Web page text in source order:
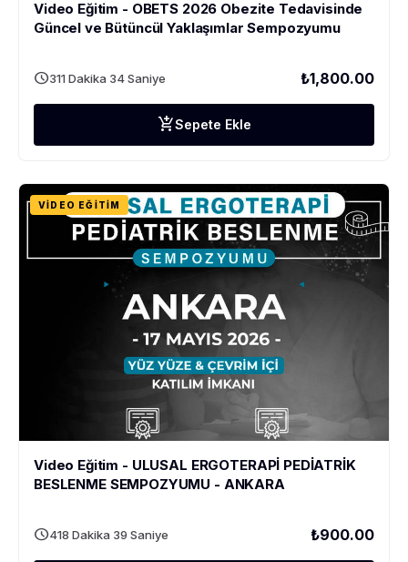
Video Eğitim - OBETS 2026 Obezite Tedavisinde
Güncel ve Bütüncül Yaklaşımlar Sempozyumu
schedule311 Dakika 34 Saniye ₺1,800.00
add_shopping_cartSepete Ekle
VIDEO EĞITIM
Video Eğitim - ULUSAL ERGOTERAPİ PEDİATRİK
BESLENME SEMPOZYUMU - ANKARA
schedule418 Dakika 39 Saniye ₺900.00